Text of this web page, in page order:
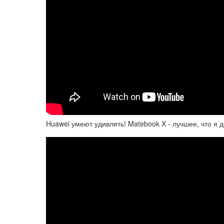
Huawei умеют удивлять! Matebook X - лучшее, что я